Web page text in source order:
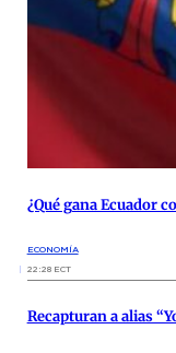
¿Qué gana Ecuador
ECONOMÍA
22:28 ECT
Recapturan a alias